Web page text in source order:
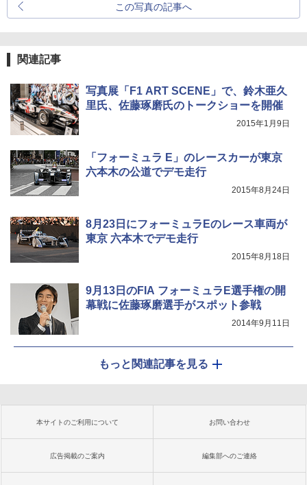
この写真の記事へ
関連記事
写真展「F1 ART SCENE」で、鈴木亜久
里氏、佐藤琢磨氏のトークショーを開催
2015年1月9日
「フォーミュラ E」のレースカーが東京
六本木の公道でデモ走行
2015年8月24日
8月23日にフォーミュラEのレース車両が
東京 六本木でデモ走行
2015年8月18日
9月13日のFIA フォーミュラE選手権の開
幕戦に佐藤琢磨選手がスポット参戦
2014年9月11日
もっと関連記事を見る
本サイトのご利用について お問い合わせ
広告掲載のご案内 編集部へのご連絡